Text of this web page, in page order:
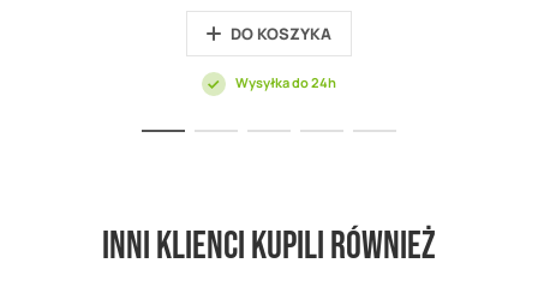
DO KOSZYKA
Wysyłka do 24h
Inni klienci kupili również